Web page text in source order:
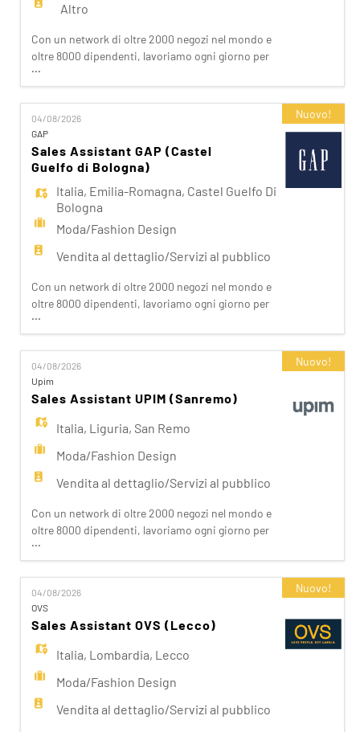
Altro
Con un network di oltre 2000 negozi nel mondo e
oltre 8000 dipendenti, lavoriamo ogni giorno per
realizzare la nostra mission di rendere il bello
accessibile a tutti. Facciamo la differenza per i
nostri clienti attraverso i brand del nostro gruppo:
OVS, OVS Kids, UPIM, Blukids, Croff, Les Copains,
Stefanel. Candidati per entrare nel nostro Gruppo
...
04/08/2026
GAP
Sales Assistant GAP (Castel
Guelfo di Bologna)
Italia, Emilia-Romagna, Castel Guelfo Di
Bologna
Moda/Fashion Design
Vendita al dettaglio/Servizi al pubblico
Con un network di oltre 2000 negozi nel mondo e
oltre 8000 dipendenti, lavoriamo ogni giorno per
realizzare la nostra mission di rendere il bello
accessibile a tutti. Facciamo la differenza per i
nostri clienti attraverso i brand del nostro gruppo:
OVS, OVS Kids, UPIM, Blukids, Croff, Les Copains,
Shaka, Goldenpoint, Stefanel. Ogni giorno
prepariam
...
Nuovo!
04/08/2026
Upim
Sales Assistant UPIM (Sanremo)
Italia, Liguria, San Remo
Moda/Fashion Design
Vendita al dettaglio/Servizi al pubblico
Con un network di oltre 2000 negozi nel mondo e
oltre 8000 dipendenti, lavoriamo ogni giorno per
realizzare la nostra mission di rendere il bello
accessibile a tutti. Facciamo la differenza per i
nostri clienti attraverso i brand del nostro gruppo:
OVS, OVS Kids, UPIM, Blukids, Croff, Les Copains,
Shaka, Goldenpoint, Stefanel. Ogni giorno
prepariam
...
Nuovo!
04/08/2026
OVS
Sales Assistant OVS (Lecco)
Italia, Lombardia, Lecco
Moda/Fashion Design
Vendita al dettaglio/Servizi al pubblico
Nuovo!